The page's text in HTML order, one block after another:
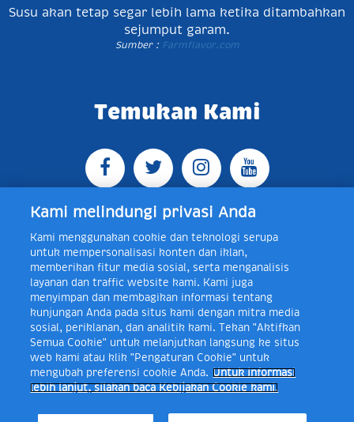
Susu akan tetap segar lebih lama ketika ditambahkan
sejumput garam.
Sumber :Farmflavor.com
Temukan Kami
Jl. Raya Bogor KM 5, Pasar Rebo, Jakarta Timur,
Indonesia 13760
Telp +62 21 8410945 | PO BOX
4074 Jakarta 13760 Indonesia
Toll Free Layanan Peduli Frisian Flag 0-80018-21-406;
Senin - Jumat, 08:00 - 16:30 WIB, E-mail:
layanan.peduli@frieslandcampina.com
Frisian Flag Indonesia is a subsidiary of Royal FrieslandCampina N.V.
Copyright © 2017. All rights reserved.
Kami melindungi privasi Anda
Kami menggunakan cookie dan teknologi serupa
untuk mempersonalisasi konten dan iklan,
memberikan fitur media sosial, serta menganalisis
layanan dan traffic website kami. Kami juga
menyimpan dan membagikan informasi tentang
kunjungan Anda pada situs kami dengan mitra media
sosial, periklanan, dan analitik kami. Tekan "Aktifkan
Semua Cookie" untuk melanjutkan langsung ke situs
web kami atau klik "Pengaturan Cookie" untuk
mengubah preferensi cookie Anda.
Untuk informasi
lebih lanjut, silakan baca Kebijakan Cookie kami.